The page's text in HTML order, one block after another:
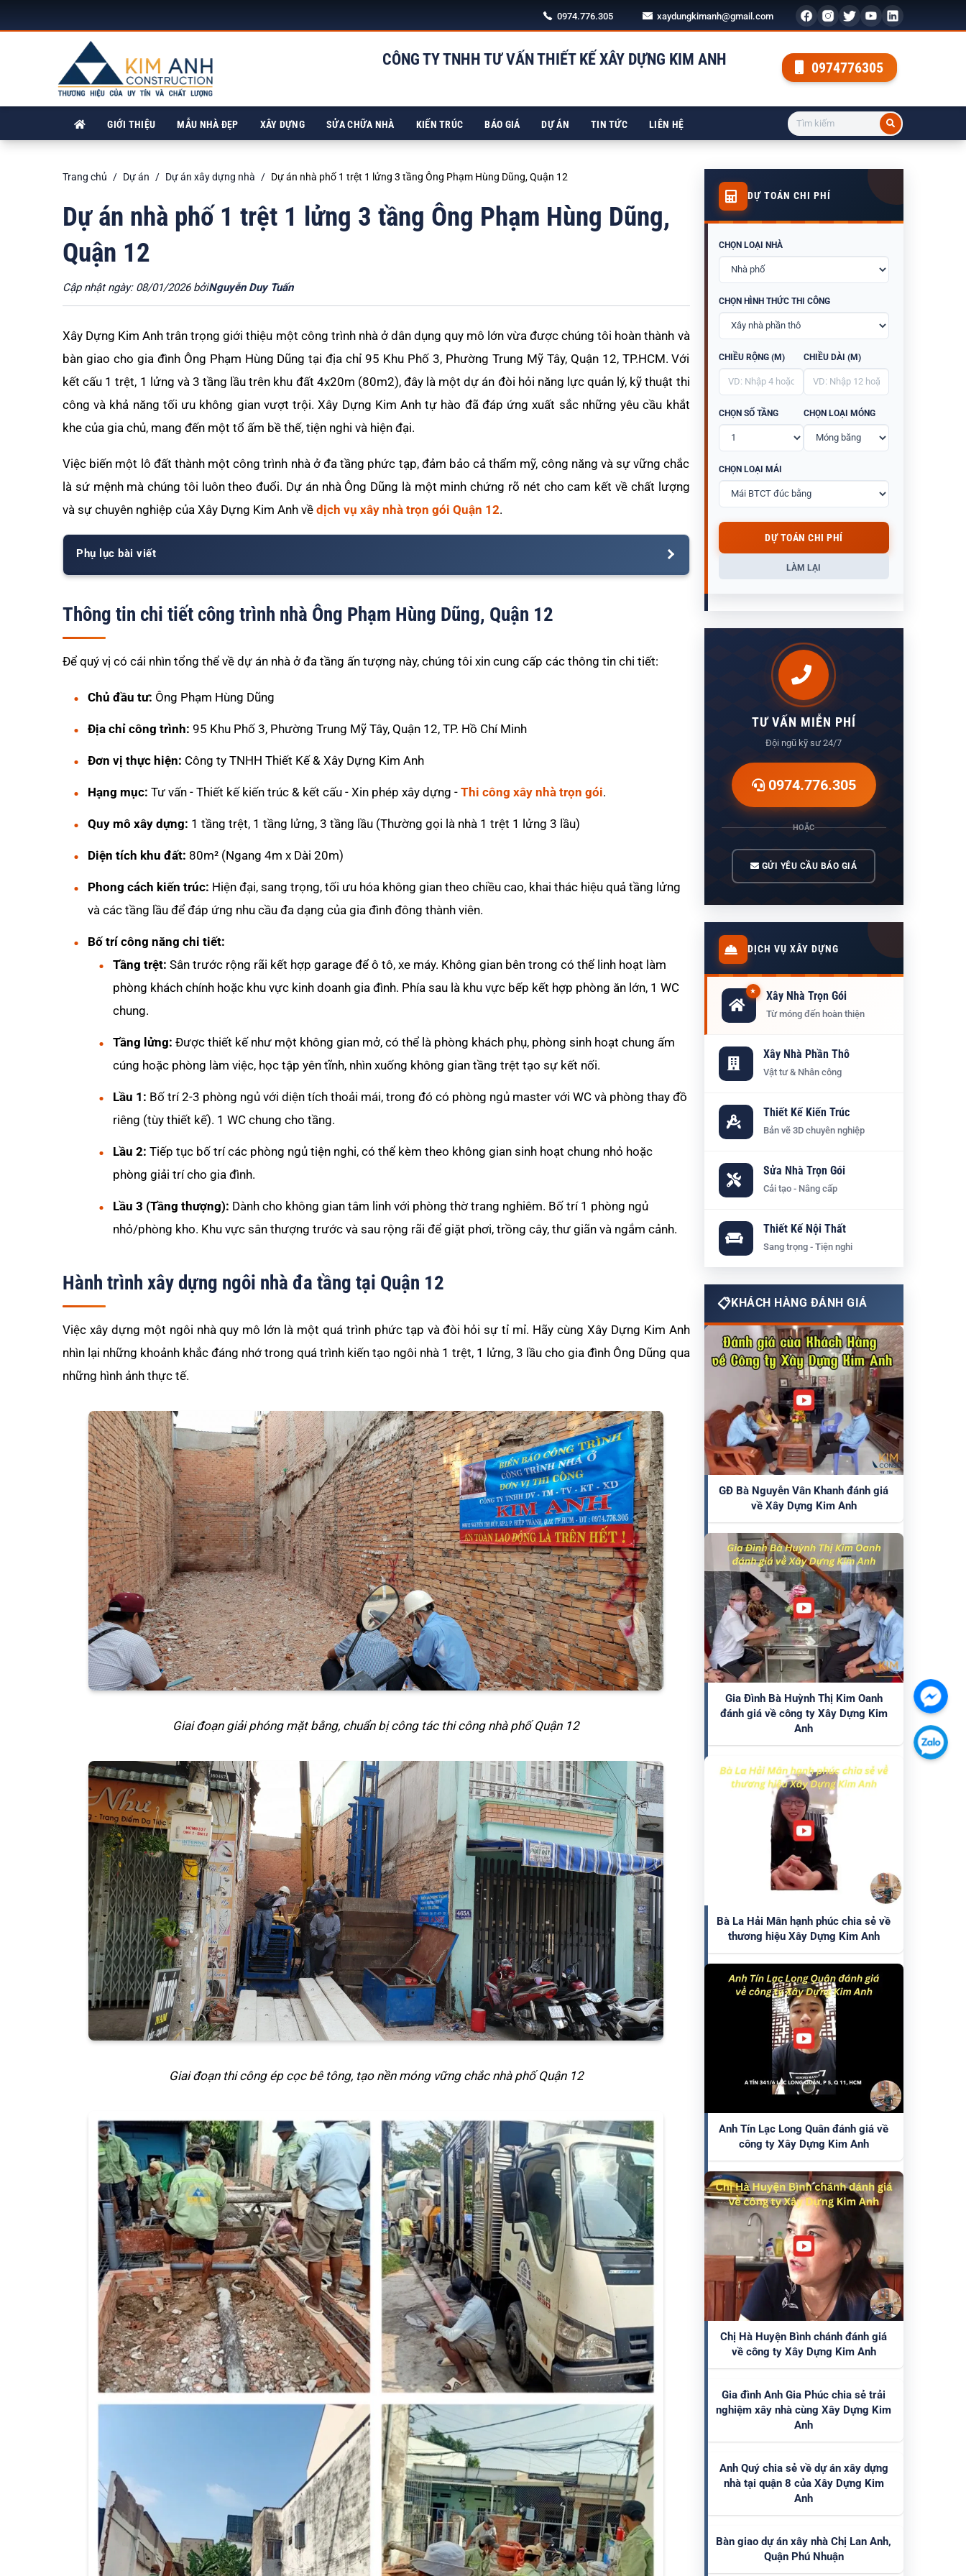
0974.776.305 xaydungkimanh@gmail.com
CÔNG TY TNHH TƯ VẤN THIẾT KẾ XÂY DỰNG KIM ANH 0974776305
GIỚI THIỆU MẪU NHÀ ĐẸP XÂY DỰNG SỬA CHỮA NHÀ KIẾN TRÚC BÁO GIÁ DỰ ÁN TIN TỨC LIÊN HỆ
Trang chủ Dự án Dự án xây dựng nhà Dự án nhà phố 1 trệt 1 lửng 3 tầng Ông Phạm Hùng Dũng, Quận 12
Dự án nhà phố 1 trệt 1 lửng 3 tầng Ông Phạm Hùng Dũng,
Quận 12
Cập nhật ngày: 08/01/2026 bởiNguyễn Duy Tuấn
Xây Dựng Kim Anh trân trọng giới thiệu một công trình nhà ở dân dụng quy mô lớn vừa được chúng tôi hoàn thành và
bàn giao cho gia đình Ông Phạm Hùng Dũng tại địa chỉ 95 Khu Phố 3, Phường Trung Mỹ Tây, Quận 12, TP.HCM. Với
kết cấu 1 trệt, 1 lửng và 3 tầng lầu trên khu đất 4x20m (80m2), đây là một dự án đòi hỏi năng lực quản lý, kỹ thuật thi
công và khả năng tối ưu không gian vượt trội. Xây Dựng Kim Anh tự hào đã đáp ứng xuất sắc những yêu cầu khắt
khe của gia chủ, mang đến một tổ ấm bề thế, tiện nghi và hiện đại.
Việc biến một lô đất thành một công trình nhà ở đa tầng phức tạp, đảm bảo cả thẩm mỹ, công năng và sự vững chắc
là sứ mệnh mà chúng tôi luôn theo đuổi. Dự án nhà Ông Dũng là một minh chứng rõ nét cho cam kết về chất lượng
và sự chuyên nghiệp của Xây Dựng Kim Anh về dịch vụ xây nhà trọn gói Quận 12.
Phụ lục bài viết
Thông tin chi tiết công trình nhà Ông Phạm Hùng Dũng, Quận 12
Để quý vị có cái nhìn tổng thể về dự án nhà ở đa tầng ấn tượng này, chúng tôi xin cung cấp các thông tin chi tiết:
Chủ đầu tư: Ông Phạm Hùng Dũng
Địa chỉ công trình: 95 Khu Phố 3, Phường Trung Mỹ Tây, Quận 12, TP. Hồ Chí Minh
Đơn vị thực hiện: Công ty TNHH Thiết Kế & Xây Dựng Kim Anh
Hạng mục: Tư vấn - Thiết kế kiến trúc & kết cấu - Xin phép xây dựng - Thi công xây nhà trọn gói.
Quy mô xây dựng: 1 tầng trệt, 1 tầng lửng, 3 tầng lầu (Thường gọi là nhà 1 trệt 1 lửng 3 lầu)
Diện tích khu đất: 80m² (Ngang 4m x Dài 20m)
Phong cách kiến trúc: Hiện đại, sang trọng, tối ưu hóa không gian theo chiều cao, khai thác hiệu quả tầng lửng
và các tầng lầu để đáp ứng nhu cầu đa dạng của gia đình đông thành viên.
Bố trí công năng chi tiết:
Tầng trệt: Sân trước rộng rãi kết hợp garage để ô tô, xe máy. Không gian bên trong có thể linh hoạt làm
phòng khách chính hoặc khu vực kinh doanh gia đình. Phía sau là khu vực bếp kết hợp phòng ăn lớn, 1 WC
chung.
Tầng lửng: Được thiết kế như một không gian mở, có thể là phòng khách phụ, phòng sinh hoạt chung ấm
cúng hoặc phòng làm việc, học tập yên tĩnh, nhìn xuống không gian tầng trệt tạo sự kết nối.
Lầu 1: Bố trí 2-3 phòng ngủ với diện tích thoải mái, trong đó có phòng ngủ master với WC và phòng thay đồ
riêng (tùy thiết kế). 1 WC chung cho tầng.
Lầu 2: Tiếp tục bố trí các phòng ngủ tiện nghi, có thể kèm theo không gian sinh hoạt chung nhỏ hoặc
phòng giải trí cho gia đình.
Lầu 3 (Tầng thượng): Dành cho không gian tâm linh với phòng thờ trang nghiêm. Bố trí 1 phòng ngủ
nhỏ/phòng kho. Khu vực sân thượng trước và sau rộng rãi để giặt phơi, trồng cây, thư giãn và ngắm cảnh.
Hành trình xây dựng ngôi nhà đa tầng tại Quận 12
Việc xây dựng một ngôi nhà quy mô lớn là một quá trình phức tạp và đòi hỏi sự tỉ mỉ. Hãy cùng Xây Dựng Kim Anh
nhìn lại những khoảnh khắc đáng nhớ trong quá trình kiến tạo ngôi nhà 1 trệt, 1 lửng, 3 lầu cho gia đình Ông Dũng qua
những hình ảnh thực tế.
Giai đoạn giải phóng mặt bằng, chuẩn bị công tác thi công nhà phố Quận 12
Giai đoạn thi công ép cọc bê tông, tạo nền móng vững chắc nhà phố Quận 12
DỰ TOÁN CHI PHÍ
CHỌN LOẠI NHÀ
CHỌN HÌNH THỨC THI CÔNG
CHIỀU RỘNG (M) CHIỀU DÀI (M)
CHỌN SỐ TẦNG CHỌN LOẠI MÓNG
CHỌN LOẠI MÁI
DỰ TOÁN CHI PHÍ
LÀM LẠI
TƯ VẤN MIỄN PHÍ
Đội ngũ kỹ sư 24/7
0974.776.305
HOẶC
GỬI YÊU CẦU BÁO GIÁ
DỊCH VỤ XÂY DỰNG
★ Xây Nhà Trọn Gói
Từ móng đến hoàn thiện
Xây Nhà Phần Thô
Vật tư & Nhân công
Thiết Kế Kiến Trúc
Bản vẽ 3D chuyên nghiệp
Sửa Nhà Trọn Gói
Cải tạo - Nâng cấp
Thiết Kế Nội Thất
Sang trọng - Tiện nghi
KHÁCH HÀNG ĐÁNH GIÁ
GĐ Bà Nguyễn Vân Khanh đánh giá
về Xây Dựng Kim Anh
Gia Đình Bà Huỳnh Thị Kim Oanh
đánh giá về công ty Xây Dựng Kim
Anh
Bà La Hải Mân hạnh phúc chia sẻ về
thương hiệu Xây Dựng Kim Anh
Anh Tín Lạc Long Quân đánh giá về
công ty Xây Dựng Kim Anh
Chị Hà Huyện Bình chánh đánh giá
về công ty Xây Dựng Kim Anh
Gia đình Anh Gia Phúc chia sẻ trải
nghiệm xây nhà cùng Xây Dựng Kim
Anh
Anh Quý chia sẻ về dự án xây dựng
nhà tại quận 8 của Xây Dựng Kim
Anh
Bàn giao dự án xây nhà Chị Lan Anh,
Quận Phú Nhuận
Chát
với
chúng
tôi
Chát